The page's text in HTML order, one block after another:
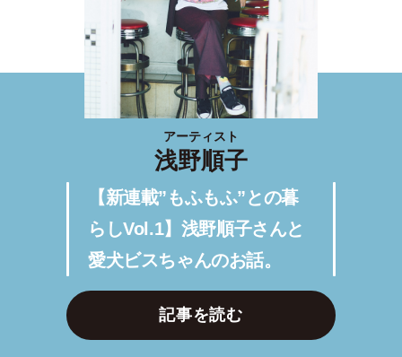
アーティスト
浅野順子
【新連載”もふもふ”との暮
らしVol.1】浅野順子さんと
愛犬ビスちゃんのお話。
記事を読む